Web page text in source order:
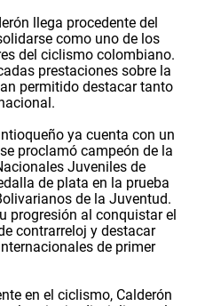
llega procedente del
como uno de los
del ciclismo colombiano.
prestaciones sobre la
permitido destacar tanto
ya cuenta con un
proclamó campeón de la
Juveniles de
de plata en la prueba
de la Juventud.
progresión al conquistar el
contrarreloj y destacar
de primer
en el ciclismo, Calderón